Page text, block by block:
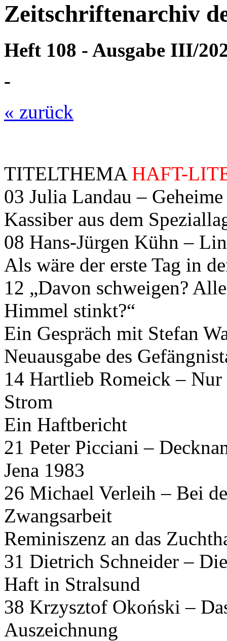
Zeitschriftenarchiv
Heft 108 - Ausgabe III/
-
« zurück
TITELTHEMA HAFT-
03 Julia Landau –
Kassiber aus dem
08 Hans-Jürgen Kühn –
Als wäre der erste Tag in
12 „Davon schweigen?
Himmel stinkt?“
Ein Gespräch mit Stefan
Neuausgabe des
14 Hartlieb Romeick –
Strom
Ein Haftbericht
21 Peter Picciani –
Jena 1983
26 Michael Verleih – Bei
Zwangsarbeit
Reminiszenz an das
31 Dietrich Schneider –
Haft in Stralsund
38 Krzysztof Okoński –
Auszeichnung